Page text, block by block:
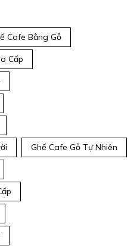
Cafe Bằng Gỗ
Cấp
Ghế Cafe Gỗ Tự Nhiên